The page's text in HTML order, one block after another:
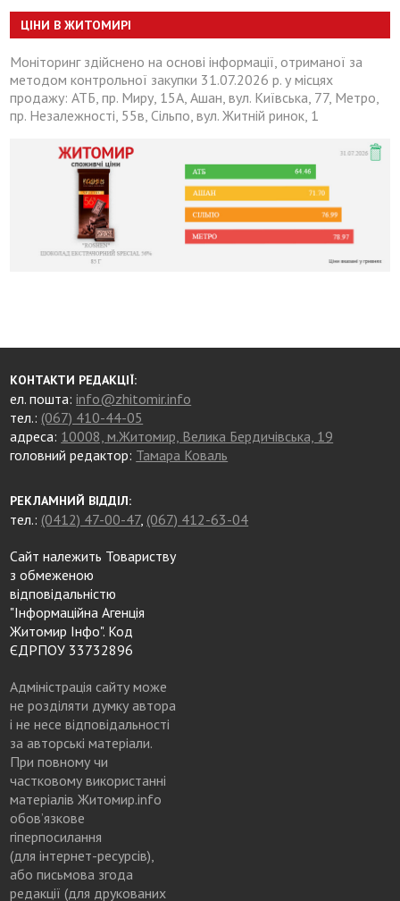
ЦІНИ В ЖИТОМИРІ
Моніторинг здійснено на основі інформації, отриманої за
методом контрольної закупки 31.07.2026 р. у місцях
продажу: АТБ, пр. Миру, 15А, Ашан, вул. Київська, 77, Метро,
пр. Незалежності, 55в, Сільпо, вул. Житній ринок, 1
КОНТАКТИ РЕДАКЦІЇ:
ел. пошта:info@zhitomir.info
тел.: (067) 410-44-05
адреса: 10008, м.Житомир, Велика Бердичівська, 19
головний редактор: Тамара Коваль
РЕКЛАМНИЙ ВІДДІЛ:
тел.: (0412) 47-00-47, (067) 412-63-04
Сайт належить Товариству
з обмеженою
відповідальністю
"Інформаційна Агенція
Житомир Інфо". Код
ЄДРПОУ 33732896
Адміністрація сайту може
не розділяти думку автора
і не несе відповідальності
за авторські матеріали.
При повному чи
частковому використанні
матеріалів Житомир.info
обов’язкове
гіперпосилання
(для інтернет-ресурсів),
або письмова згода
редакції (для друкованих